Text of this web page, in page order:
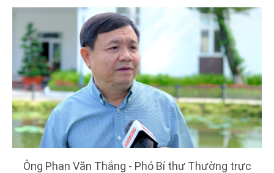
Ông Phan Văn Thắng - Phó Bí thư Thường trực